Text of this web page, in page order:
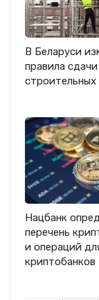
В Беларуси
правила сдачи
строительных
Нацбанк
перечень
и операций
криптобанков